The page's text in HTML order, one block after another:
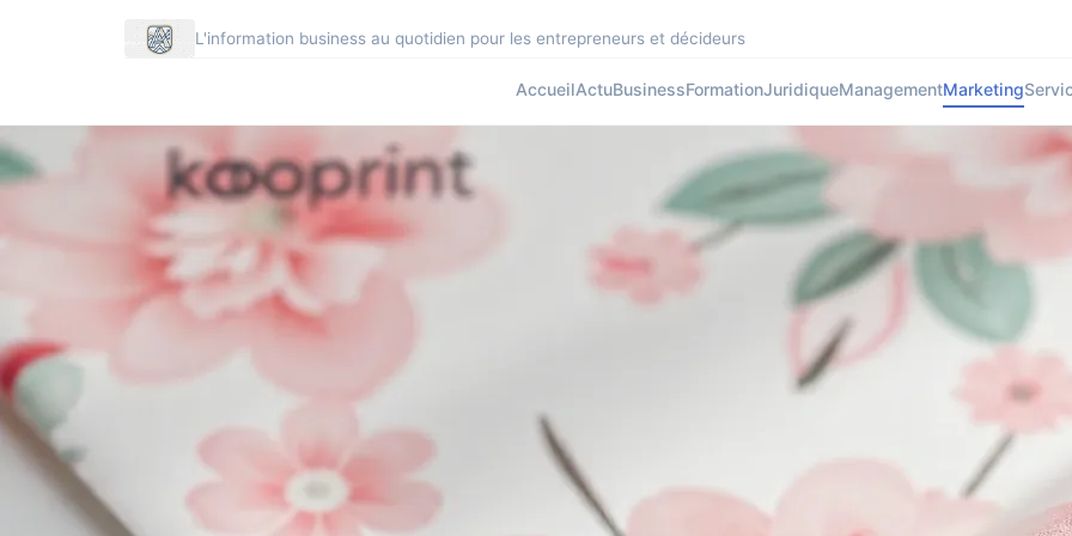
L'information business au quotidien pour les entrepreneurs et décideurs
AccueilActuBusinessFormationJuridiqueManagementMarketing